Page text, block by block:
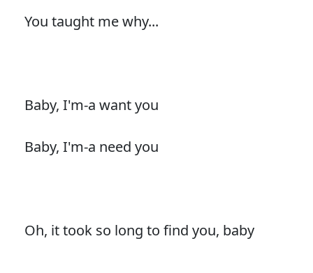
You taught me why...
Baby, I'm-a want you
Baby, I'm-a need you
Oh, it took so long to find you, baby